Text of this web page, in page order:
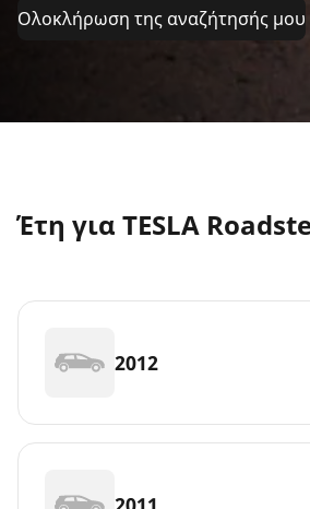
Ολοκλήρωση της αναζήτησής μου
Έτη για TESLA
2012